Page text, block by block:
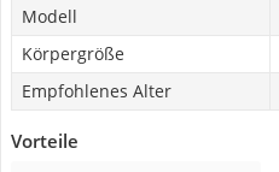
Modell
Körpergröße
Empfohlenes Alter
Vorteile